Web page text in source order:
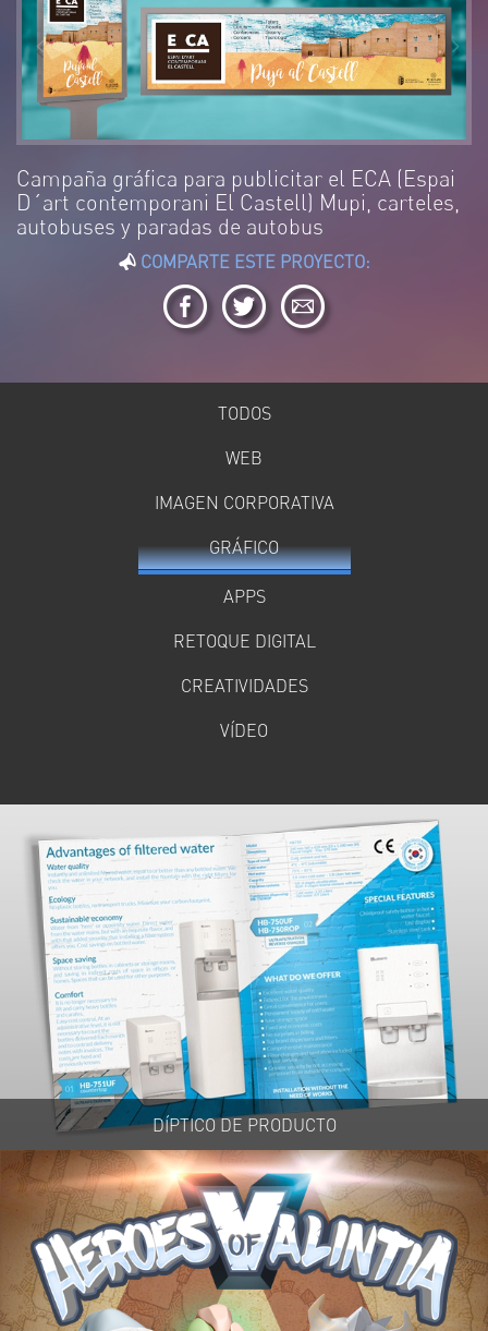
Campaña gráfica para publicitar el ECA (Espai
D´art contemporani El Castell) Mupi, carteles,
autobuses y paradas de autobus
COMPARTE ESTE PROYECTO:
TODOS
WEB
IMAGEN CORPORATIVA
GRÁFICO
APPS
RETOQUE DIGITAL
CREATIVIDADES
VÍDEO
DÍPTICO DE PRODUCTO